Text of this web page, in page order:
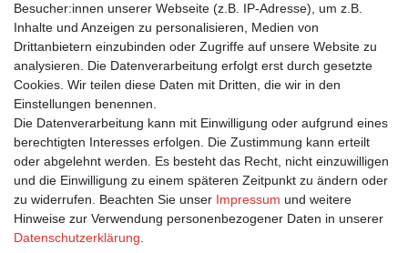
1,35 € *
In den Warenkorb
inkl. ges. MwSt. zzgl.Versandkosten
Bestellung widerrufen
Besucher:innen unserer Webseite (z.B. IP-Adresse), um z.B.
Inhalte und Anzeigen zu personalisieren, Medien von
Drittanbietern einzubinden oder Zugriffe auf unsere Website zu
analysieren. Die Datenverarbeitung erfolgt erst durch gesetzte
Cookies. Wir teilen diese Daten mit Dritten, die wir in den
Einstellungen benennen.
Die Datenverarbeitung kann mit Einwilligung oder aufgrund eines
berechtigten Interesses erfolgen. Die Zustimmung kann erteilt
oder abgelehnt werden. Es besteht das Recht, nicht einzuwilligen
und die Einwilligung zu einem späteren Zeitpunkt zu ändern oder
zu widerrufen. Beachten Sie unser Impressum und weitere
Hinweise zur Verwendung personenbezogener Daten in unserer
Daten­schutz­erklärung